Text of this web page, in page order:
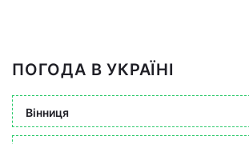
ПОГОДА В УКРАЇНІ
Вінниця